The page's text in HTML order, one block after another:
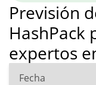
Previsión
HashPack
expertos
Fecha